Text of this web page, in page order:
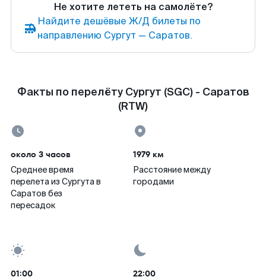
Не хотите лететь на самолёте?
Найдите дешёвые Ж/Д билеты по
направлению Сургут — Саратов.
Факты по перелёту Сургут (SGC) - Саратов
(RTW)
около 3 часов
Среднее время
перелета из Сургута в
Саратов без
пересадок
1979 км
Расстояние между
городами
01:00 22:00